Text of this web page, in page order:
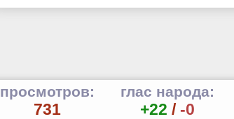
просмотров:
731
глас народа:
+22 / -0